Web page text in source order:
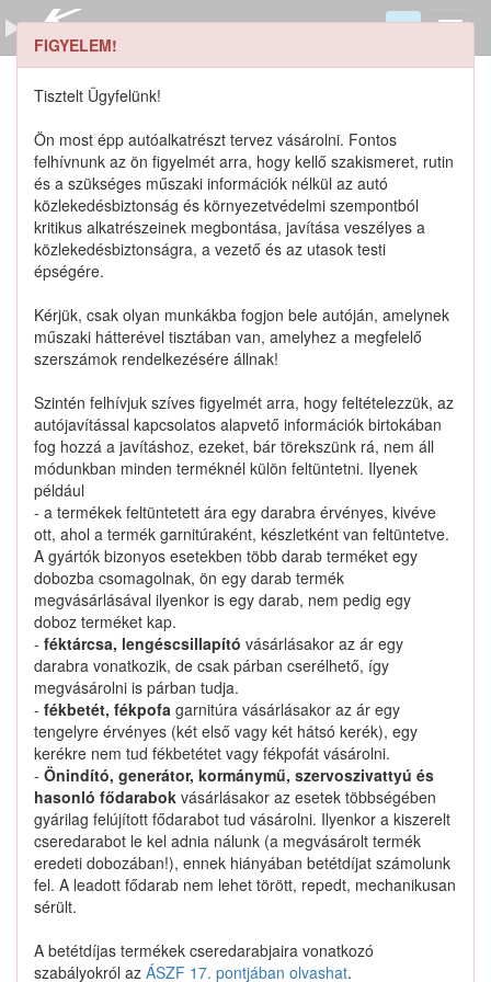
Szerszámkatalógus
Kosár
Alkatrészek
FIGYELEM!
Tisztelt Ügyfelünk!
Ön most épp autóalkatrészt tervez vásárolni. Fontos
felhívnunk az ön figyelmét arra, hogy kellő szakismeret, rutin
és a szükséges műszaki információk nélkül az autó
közlekedésbiztonság és környezetvédelmi szempontból
kritikus alkatrészeinek megbontása, javítása veszélyes a
közlekedésbiztonságra, a vezető és az utasok testi
épségére.
Kérjük, csak olyan munkákba fogjon bele autóján, amelynek
műszaki hátterével tisztában van, amelyhez a megfelelő
szerszámok rendelkezésére állnak!
Szintén felhívjuk szíves figyelmét arra, hogy feltételezzük, az
autójavítással kapcsolatos alapvető információk birtokában
fog hozzá a javításhoz, ezeket, bár törekszünk rá, nem áll
módunkban minden terméknél külön feltüntetni. Ilyenek
például
- a termékek feltüntetett ára egy darabra érvényes, kivéve
ott, ahol a termék garnitúraként, készletként van feltüntetve.
A gyártók bizonyos esetekben több darab terméket egy
dobozba csomagolnak, ön egy darab termék
megvásárlásával ilyenkor is egy darab, nem pedig egy
doboz terméket kap.
- féktárcsa, lengéscsillapító vásárlásakor az ár egy
darabra vonatkozik, de csak párban cserélhető, így
megvásárolni is párban tudja.
- fékbetét, fékpofa garnitúra vásárlásakor az ár egy
tengelyre érvényes (két első vagy két hátsó kerék), egy
kerékre nem tud fékbetétet vagy fékpofát vásárolni.
- Önindító, generátor, kormánymű, szervoszivattyú és
hasonló fődarabok vásárlásakor az esetek többségében
gyárilag felújított fődarabot tud vásárolni. Ilyenkor a kiszerelt
cseredarabot le kel adnia nálunk (a megvásárolt termék
eredeti dobozában!), ennek hiányában betétdíjat számolunk
fel. A leadott fődarab nem lehet törött, repedt, mechanikusan
sérült.
A betétdíjas termékek cseredarabjaira vonatkozó
szabályokról az ÁSZF 17. pontjában olvashat.
0155008403 keresése
0 1
Részletes keresés
Katalógusban szereplő termékek
Katalógusban nem szereplő termékek
Nem találtunk ilyen katalógus-terméket.
0155008403 keresése
Kapcsolat
Hogyan keressek?
Segítség
Nyomtatványok